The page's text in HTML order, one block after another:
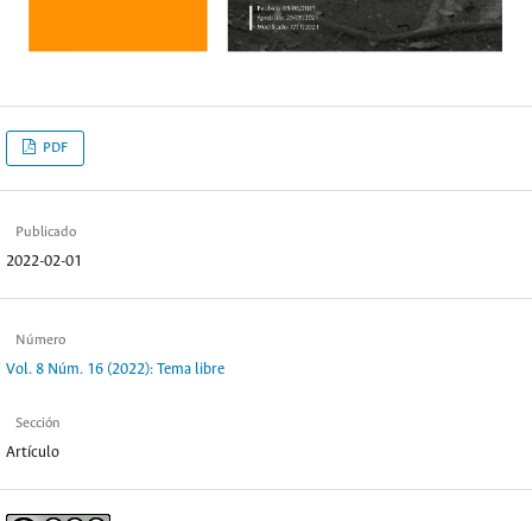
PDF
Publicado
2022-02-01
Número
Vol. 8 Núm. 16 (2022): Tema libre
Sección
Artículo